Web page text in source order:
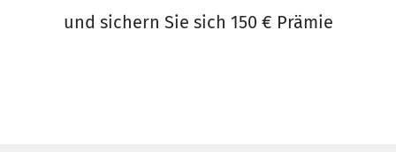
und sichern Sie sich 150 € Prämie